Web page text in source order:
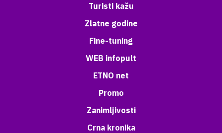
Turisti kažu
Zlatne godine
Fine-tuning
WEB infopult
ETNO net
Promo
Zanimljivosti
Crna kronika